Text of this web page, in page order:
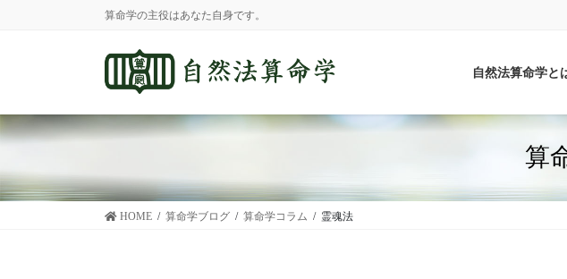
に
移
ョ
ン
移
動
算命学の主役はあなた自身です。
自然法算命学と
算
HOME 算命学ブログ 算命学コラム 霊魂法